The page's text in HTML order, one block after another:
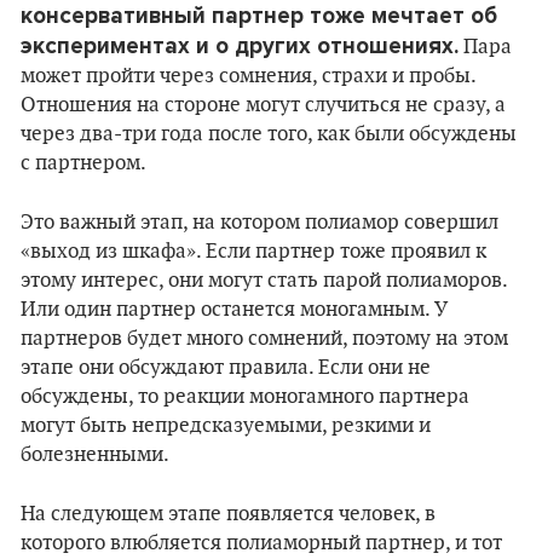
консервативный партнер тоже мечтает об
экспериментах и о других отношениях. Пара
может пройти через сомнения, страхи и пробы.
Отношения на стороне могут случиться не сразу, а
через два-три года после того, как были обсуждены
с партнером.
Это важный этап, на котором полиамор совершил
«выход из шкафа». Если партнер тоже проявил к
этому интерес, они могут стать парой полиаморов.
Или один партнер останется моногамным. У
партнеров будет много сомнений, поэтому на этом
этапе они обсуждают правила. Если они не
обсуждены, то реакции моногамного партнера
могут быть непредсказуемыми, резкими и
болезненными.
На следующем этапе появляется человек, в
которого влюбляется полиаморный партнер, и тот